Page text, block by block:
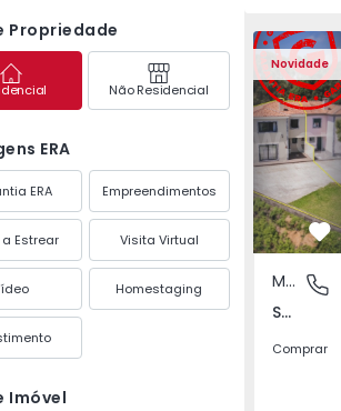
Propriedade
Não Residencial
ERA
ERA Empreendimentos
Estrear Visita Virtual
Homestaging
Imóvel
Novidade
Moradia Geminada
Moradia
São
Moradia Geminada
São Mateus da Calheta, Ilha Terceira
Comprar